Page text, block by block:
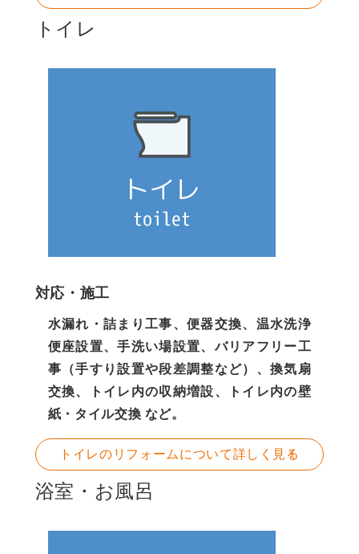
トイレ
対応・施工
水漏れ・詰まり工事、便器交換、温水洗浄
便座設置、手洗い場設置、バリアフリー工
事（手すり設置や段差調整など）、換気扇
交換、トイレ内の収納増設、トイレ内の壁
紙・タイル交換 など。
トイレのリフォームについて詳しく見る
浴室・お風呂